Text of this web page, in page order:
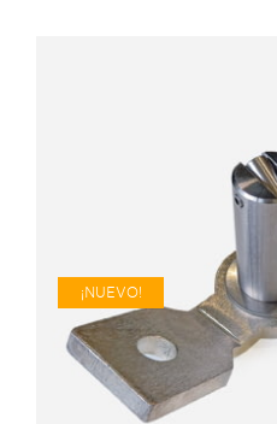
¡NUEVO!